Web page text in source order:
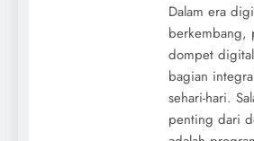
Dalam era
berkembang,
dompet
bagian
sehari-hari.
penting dari